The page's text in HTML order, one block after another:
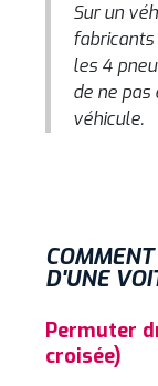
Sur un
fabricants
les 4
de ne
véhicule.
D'UNE
Permuter
croisée)